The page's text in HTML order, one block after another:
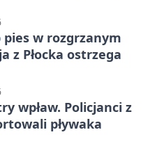
pies w rozgrzanym
z Płocka ostrzega
wpław. Policjanci z
pływaka